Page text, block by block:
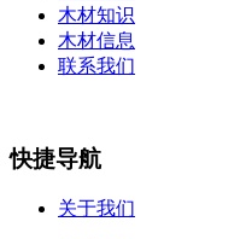
木材知识
木材信息
联系我们
快捷导航
关于我们